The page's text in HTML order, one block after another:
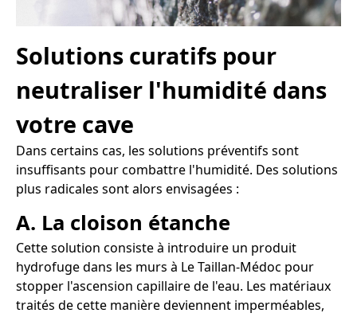
Solutions curatifs pour
neutraliser l'humidité dans
votre cave
Dans certains cas, les solutions préventifs sont
insuffisants pour combattre l'humidité. Des solutions
plus radicales sont alors envisagées :
A. La cloison étanche
Cette solution consiste à introduire un produit
hydrofuge dans les murs à Le Taillan-Médoc pour
stopper l'ascension capillaire de l'eau. Les matériaux
traités de cette manière deviennent imperméables,